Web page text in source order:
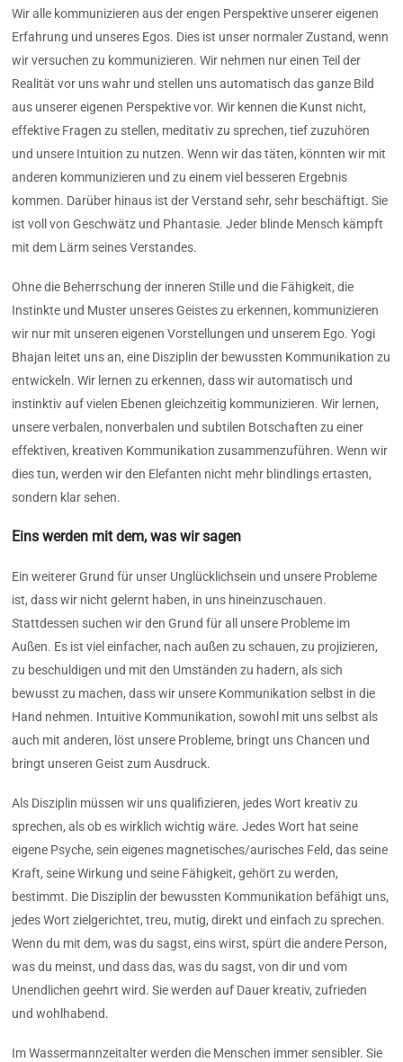
Wir alle kommunizieren aus der engen Perspektive unserer eigenen
Erfahrung und unseres Egos. Dies ist unser normaler Zustand, wenn
wir versuchen zu kommunizieren. Wir nehmen nur einen Teil der
Realität vor uns wahr und stellen uns automatisch das ganze Bild
aus unserer eigenen Perspektive vor. Wir kennen die Kunst nicht,
effektive Fragen zu stellen, meditativ zu sprechen, tief zuzuhören
und unsere Intuition zu nutzen. Wenn wir das täten, könnten wir mit
anderen kommunizieren und zu einem viel besseren Ergebnis
kommen. Darüber hinaus ist der Verstand sehr, sehr beschäftigt. Sie
ist voll von Geschwätz und Phantasie. Jeder blinde Mensch kämpft
mit dem Lärm seines Verstandes.
Ohne die Beherrschung der inneren Stille und die Fähigkeit, die
Instinkte und Muster unseres Geistes zu erkennen, kommunizieren
wir nur mit unseren eigenen Vorstellungen und unserem Ego. Yogi
Bhajan leitet uns an, eine Disziplin der bewussten Kommunikation zu
entwickeln. Wir lernen zu erkennen, dass wir automatisch und
instinktiv auf vielen Ebenen gleichzeitig kommunizieren. Wir lernen,
unsere verbalen, nonverbalen und subtilen Botschaften zu einer
effektiven, kreativen Kommunikation zusammenzuführen. Wenn wir
dies tun, werden wir den Elefanten nicht mehr blindlings ertasten,
sondern klar sehen.
Eins werden mit dem, was wir sagen
Ein weiterer Grund für unser Unglücklichsein und unsere Probleme
ist, dass wir nicht gelernt haben, in uns hineinzuschauen.
Stattdessen suchen wir den Grund für all unsere Probleme im
Außen. Es ist viel einfacher, nach außen zu schauen, zu projizieren,
zu beschuldigen und mit den Umständen zu hadern, als sich
bewusst zu machen, dass wir unsere Kommunikation selbst in die
Hand nehmen. Intuitive Kommunikation, sowohl mit uns selbst als
auch mit anderen, löst unsere Probleme, bringt uns Chancen und
bringt unseren Geist zum Ausdruck.
Als Disziplin müssen wir uns qualifizieren, jedes Wort kreativ zu
sprechen, als ob es wirklich wichtig wäre. Jedes Wort hat seine
eigene Psyche, sein eigenes magnetisches/aurisches Feld, das seine
Kraft, seine Wirkung und seine Fähigkeit, gehört zu werden,
bestimmt. Die Disziplin der bewussten Kommunikation befähigt uns,
jedes Wort zielgerichtet, treu, mutig, direkt und einfach zu sprechen.
Wenn du mit dem, was du sagst, eins wirst, spürt die andere Person,
was du meinst, und dass das, was du sagst, von dir und vom
Unendlichen geehrt wird. Sie werden auf Dauer kreativ, zufrieden
und wohlhabend.
Im Wassermannzeitalter werden die Menschen immer sensibler. Sie